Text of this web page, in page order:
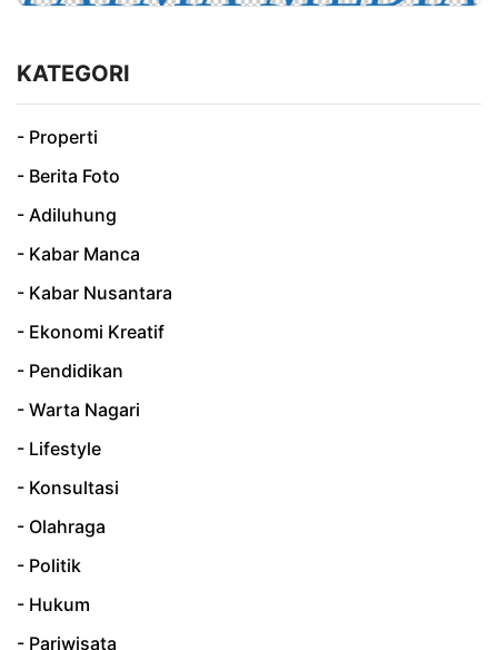
KATEGORI
- Properti
- Berita Foto
- Adiluhung
- Kabar Manca
- Kabar Nusantara
- Ekonomi Kreatif
- Pendidikan
- Warta Nagari
- Lifestyle
- Konsultasi
- Olahraga
- Politik
- Hukum
- Pariwisata